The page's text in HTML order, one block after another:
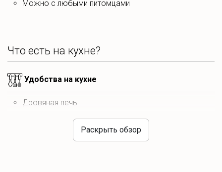
Можно с любыми питомцами
Что есть на кухне?
Удобства на кухне
Дровяная печь
Микроволновка
Раскрыть обзор